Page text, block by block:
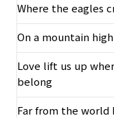
Where the eagles
On a mountain high
Love lift us up
belong
Far from the world